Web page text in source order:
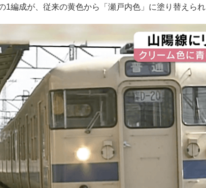
編成が、従来の黄色から「瀬戸内色」に塗り替えられ